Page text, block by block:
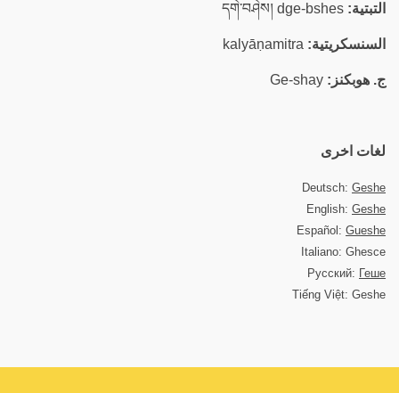
التبتية:
السنسكريتية:
ج. هوبكنز:
لغات اخرى
Deutsch: Geshe
English: Geshe
Español: Gueshe
Italiano: Ghesce
Русский: Геше
Tiếng Việt: Geshe